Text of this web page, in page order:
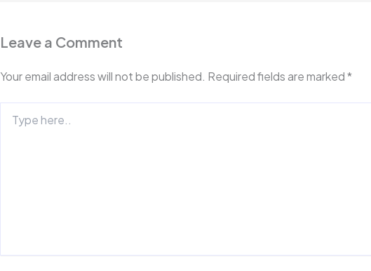
Leave a Comment
Your email address will not be published. Required fields are marked*
here..